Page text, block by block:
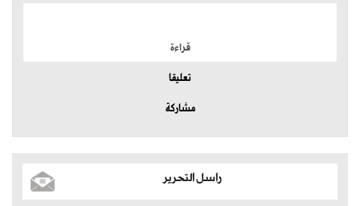
قراءة
تعليقا
مشاركة
راسل التحرير